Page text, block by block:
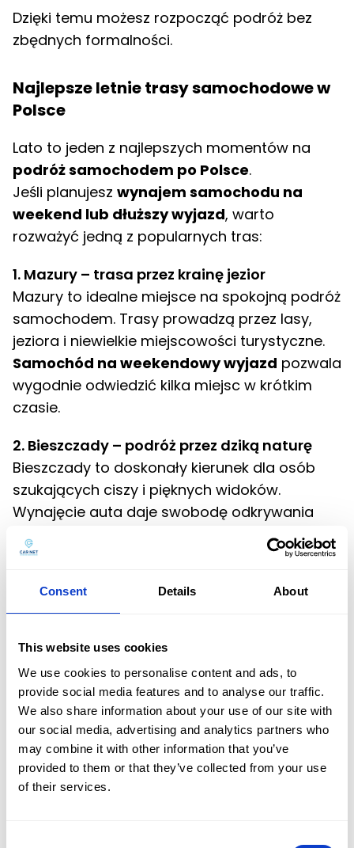
Consent Details About
This website uses cookies
We use cookies to personalise content and ads, to
provide social media features and to analyse our traffic.
We also share information about your use of our site with
our social media, advertising and analytics partners who
may combine it with other information that you’ve
provided to them or that they’ve collected from your use
of their services.
Dzięki temu możesz rozpocząć podróż bez
zbędnych formalności.
Najlepsze letnie trasy samochodowe w
Polsce
Lato to jeden z najlepszych momentów na
podróż samochodem po Polsce.
Jeśli planujesz wynajem samochodu na
weekend lub dłuższy wyjazd, warto
rozważyć jedną z popularnych tras:
1. Mazury – trasa przez krainę jezior
Mazury to idealne miejsce na spokojną podróż
samochodem. Trasy prowadzą przez lasy,
jeziora i niewielkie miejscowości turystyczne.
Samochód na weekendowy wyjazd pozwala
wygodnie odwiedzić kilka miejsc w krótkim
czasie.
2. Bieszczady – podróż przez dziką naturę
Bieszczady to doskonały kierunek dla osób
szukających ciszy i pięknych widoków.
Wynajęcie auta daje swobodę odkrywania
mniej znanych tras i punktów widokowych.
Lato nad polskim morzem to ulubiony klasyk!
Wynajem samochodu
kilka nadmorskich miejscowości podczas
4. Dolny Śląsk – zamki i malownicze trasy
Dolny Śląsk to region pełen zabytków, zamków
i ciekawych miejsc. Podróż samochodem
pozwala odkryć wiele atrakcji w krótkim
czasie.